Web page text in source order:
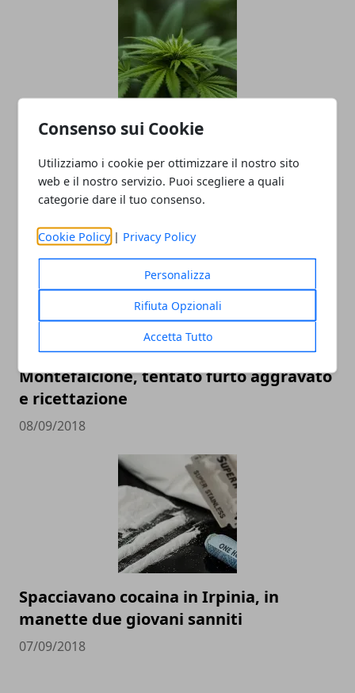
Consenso sui Cookie
Utilizziamo i cookie per ottimizzare il nostro sito
web e il nostro servizio. Puoi scegliere a quali
categorie dare il tuo consenso.
Cookie Policy | Privacy Policy
Personalizza
Rifiuta Opzionali
Accetta Tutto
Marijuana light sequestrata in Irpinia,
undici quintali distrutti sul posto
12/09/2018
Banda delle batterie arrestata a
Montefalcione, tentato furto aggravato
e ricettazione
08/09/2018
Spacciavano cocaina in Irpinia, in
manette due giovani sanniti
07/09/2018